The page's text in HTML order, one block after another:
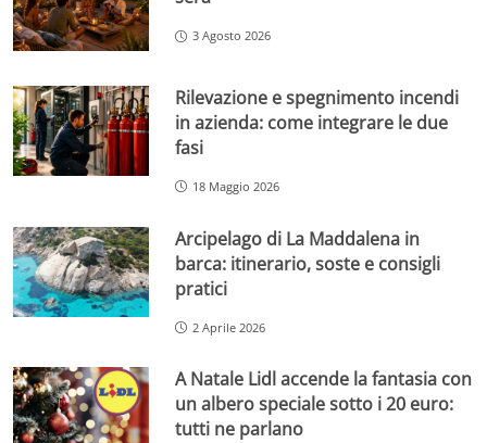
3 Agosto 2026
Rilevazione e spegnimento incendi
in azienda: come integrare le due
fasi
18 Maggio 2026
Arcipelago di La Maddalena in
barca: itinerario, soste e consigli
pratici
2 Aprile 2026
A Natale Lidl accende la fantasia con
un albero speciale sotto i 20 euro:
tutti ne parlano